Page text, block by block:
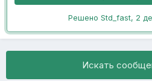
Решено Std_fast, 2
Искать